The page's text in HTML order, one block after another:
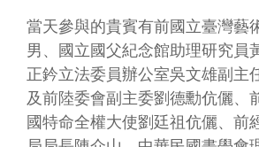
便
服
當天參與的貴賓有前國立臺灣藝
男、國立國父紀念館助理研究員
正鈐立法委員辦公室吳文雄副主
及前陸委會副主委劉德勳伉儷、
國特命全權大使劉廷祖伉儷、前